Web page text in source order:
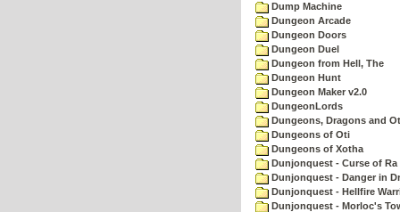
Dump Machine
Dungeon Arcade
Dungeon Doors
Dungeon Duel
Dungeon from Hell, The
Dungeon Hunt
Dungeon Maker v2.0
DungeonLords
Dungeons, Dragons and
Dungeons of Oti
Dungeons of Xotha
Dunjonquest - Curse of Ra
Dunjonquest - Danger in
Dunjonquest - Hellfire
Dunjonquest - Morloc's